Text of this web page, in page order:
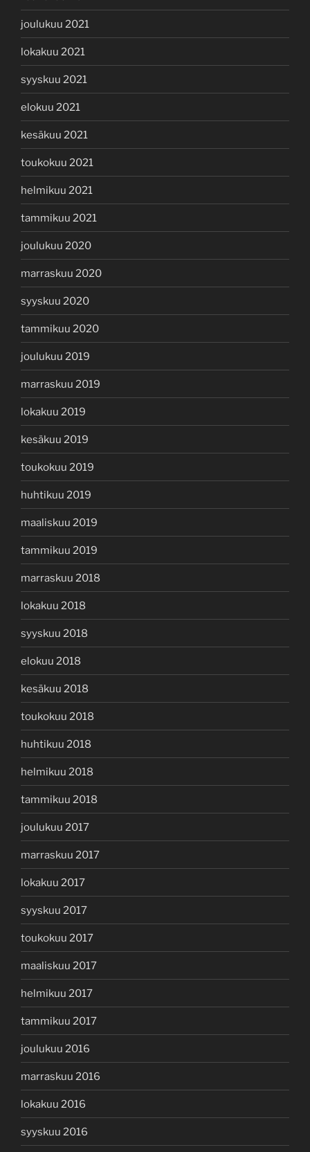
joulukuu 2021
lokakuu 2021
syyskuu 2021
elokuu 2021
kesäkuu 2021
toukokuu 2021
helmikuu 2021
tammikuu 2021
joulukuu 2020
marraskuu 2020
syyskuu 2020
tammikuu 2020
joulukuu 2019
marraskuu 2019
lokakuu 2019
kesäkuu 2019
toukokuu 2019
huhtikuu 2019
maaliskuu 2019
tammikuu 2019
marraskuu 2018
lokakuu 2018
syyskuu 2018
elokuu 2018
kesäkuu 2018
toukokuu 2018
huhtikuu 2018
helmikuu 2018
tammikuu 2018
joulukuu 2017
marraskuu 2017
lokakuu 2017
syyskuu 2017
toukokuu 2017
maaliskuu 2017
helmikuu 2017
tammikuu 2017
joulukuu 2016
marraskuu 2016
lokakuu 2016
syyskuu 2016